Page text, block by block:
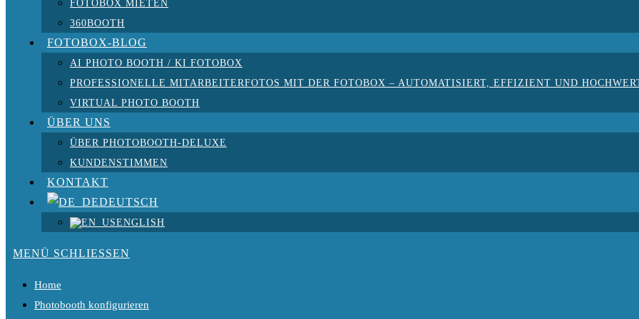
FOTOBOX MIETEN
360BOOTH
FOTOBOX-BLOG
AI PHOTO BOOTH / KI FOTOBOX
PROFESSIONELLE MITARBEITERFOTOS MIT DER FOTOBOX – AUTOMATISIERT, EFFIZIENT UND
VIRTUAL PHOTO BOOTH
ÜBER UNS
ÜBER PHOTOBOOTH-DELUXE
KUNDENSTIMMEN
KONTAKT
DEUTSCH
ENGLISH
MENÜ SCHLIESSEN
Home
Photobooth konfigurieren